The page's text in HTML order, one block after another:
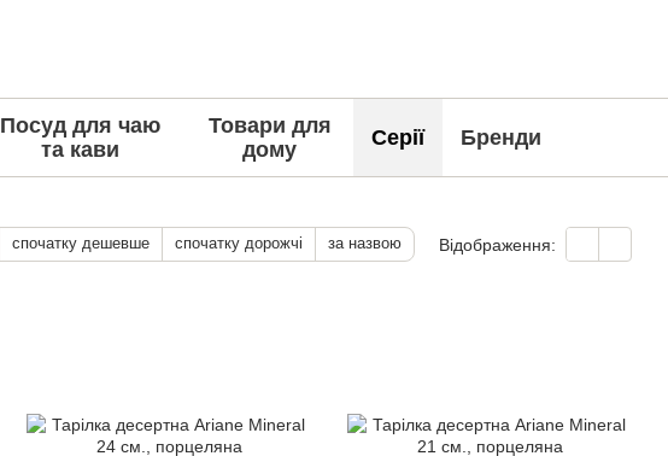
Посуд для чаю
та кави
Товари для
дому
Серії Бренди
спочатку дешевше спочатку дорожчі за назвою Відображення: